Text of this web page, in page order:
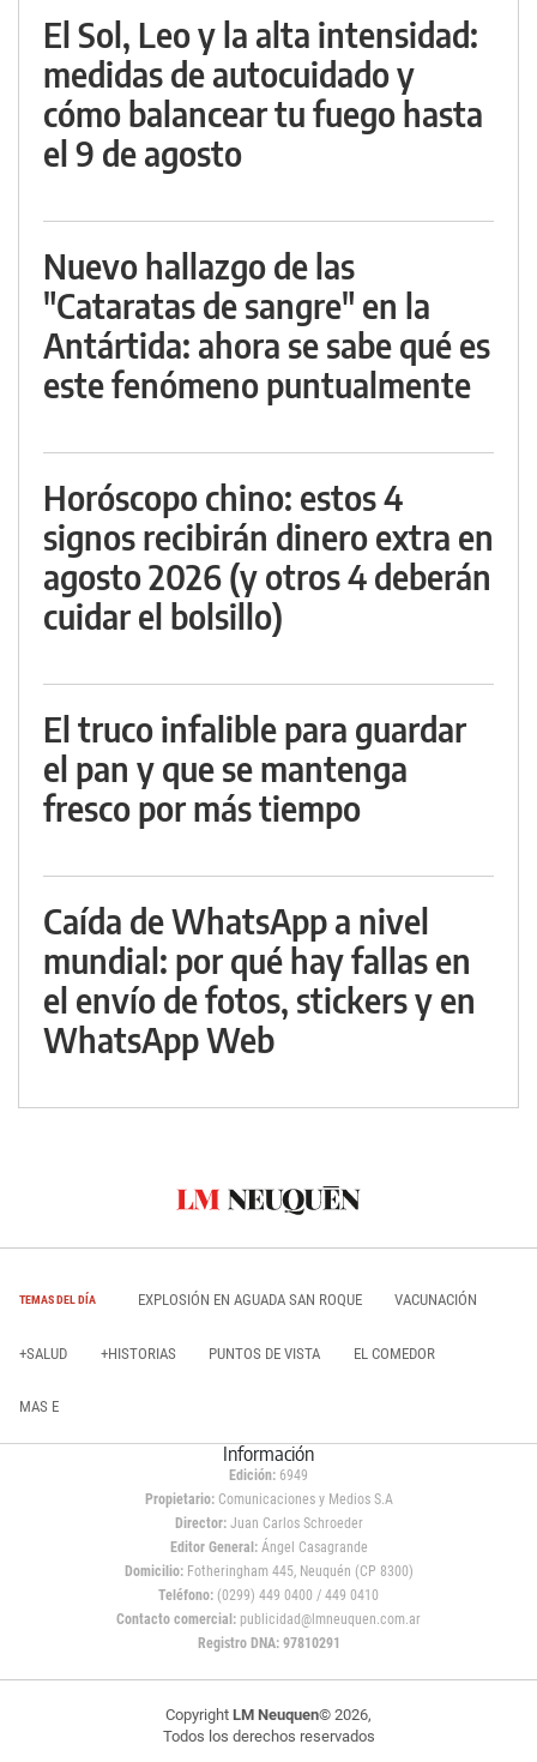
El Sol, Leo y la alta intensidad:
medidas de autocuidado y
cómo balancear tu fuego hasta
el 9 de agosto
Nuevo hallazgo de las
"Cataratas de sangre" en la
Antártida: ahora se sabe qué es
este fenómeno puntualmente
Horóscopo chino: estos 4
signos recibirán dinero extra en
agosto 2026 (y otros 4 deberán
cuidar el bolsillo)
El truco infalible para guardar
el pan y que se mantenga
fresco por más tiempo
Caída de WhatsApp a nivel
mundial: por qué hay fallas en
el envío de fotos, stickers y en
WhatsApp Web
TEMAS DEL DÍA EXPLOSIÓN EN AGUADA SAN ROQUE VACUNACIÓN
+SALUD +HISTORIAS PUNTOS DE VISTA EL COMEDOR
MAS E
Información
Edición: 6949
Propietario:Comunicaciones y Medios S.A
Director: Juan Carlos Schroeder
Editor General:Ángel Casagrande
Domicilio:Fotheringham 445, Neuquén (CP 8300)
Teléfono: (0299) 449 0400 / 449 0410
Contacto comercial: publicidad@lmneuquen.com.ar
Registro DNA: 97810291
Copyright LM Neuquen© 2026,
Todos los derechos reservados